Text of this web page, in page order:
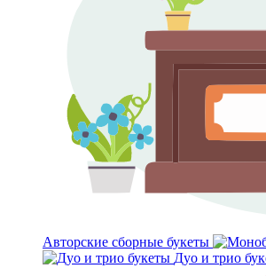
Авторские сборные букеты
Дуо и трио